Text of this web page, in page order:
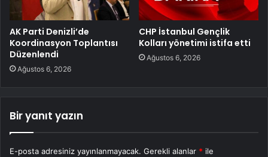
AK Parti Denizli’de
Koordinasyon Toplantısı
Düzenlendi
Ağustos 6, 2026
CHP İstanbul Gençlik
Kolları yönetimi istifa etti
Ağustos 6, 2026
Bir yanıt yazın
E-posta adresiniz yayınlanmayacak. Gerekli alanlar * ile